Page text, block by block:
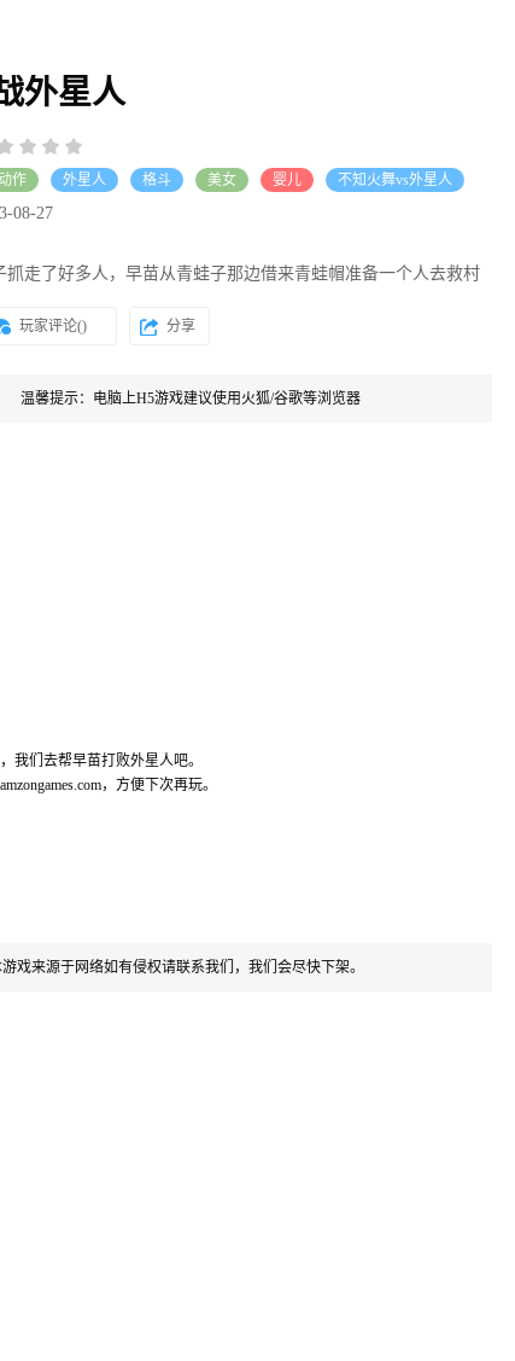
外星人
作 外星人 格斗 美女 婴儿
不知火舞vs外星人
100008-27
抓走了好多人，早苗从青蛙子那边借来青蛙帽准备一个人去救村
玩家评论() 分享
温馨提示：电脑上H5游戏建议使用火狐/谷歌等浏览器
我们去帮早苗打败外星人吧。
，方便下次再玩。
戏来源于网络如有侵权请联系我们，我们会尽快下架。